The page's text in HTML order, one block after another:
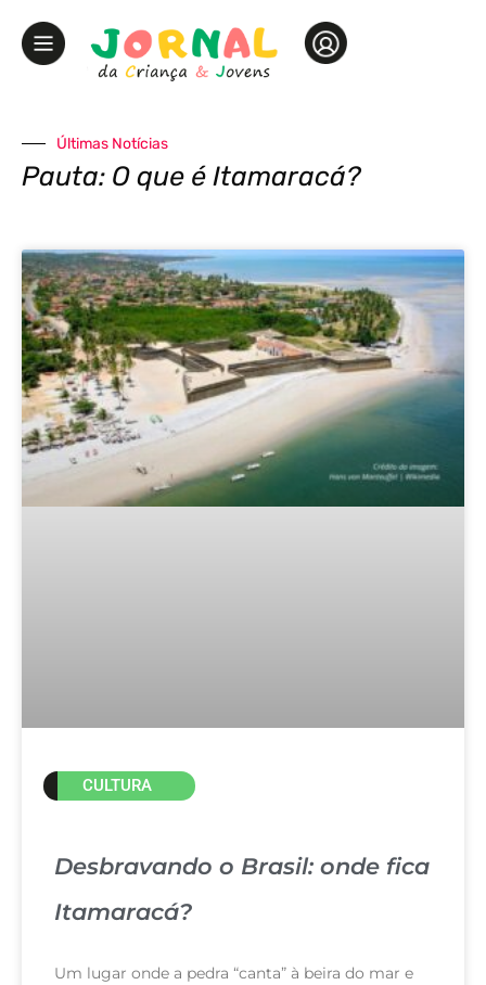
Últimas Notícias
Pauta: O que é Itamaracá?
CULTURA
Desbravando o Brasil: onde fica
Itamaracá?
Um lugar onde a pedra “canta” à beira do mar e